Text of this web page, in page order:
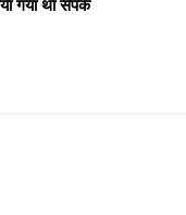
गया था संपर्क